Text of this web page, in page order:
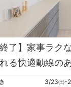
終了】家事ラク
る快適動線の
3/23㈯-